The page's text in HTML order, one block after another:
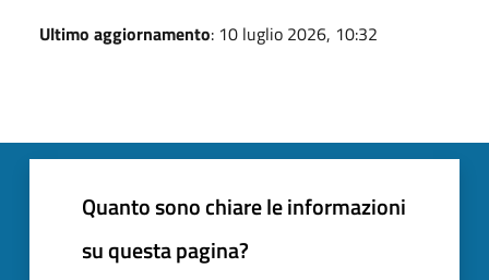
Ultimo aggiornamento: 10 luglio 2026, 10:32
Quanto sono chiare le informazioni
su questa pagina?